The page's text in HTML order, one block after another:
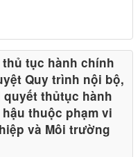
tục hành chính
Quy trình nội bộ,
thủtục hành
thuộc phạm vi
và Môi trường